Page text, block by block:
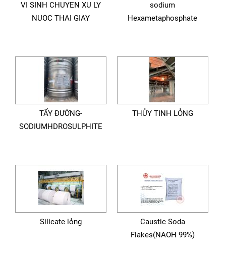
VI SINH CHUYEN XU LY
NUOC THAI GIAY
sodium
Hexametaphosphate
TẨY ĐƯỜNG-
SODIUMHDROSULPHITE
THỦY TINH LỎNG
Silicate lỏng
Caustic Soda
Flakes(NAOH 99%)